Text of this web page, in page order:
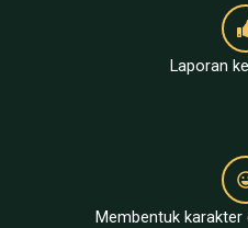
Laporan
Membentuk karakter